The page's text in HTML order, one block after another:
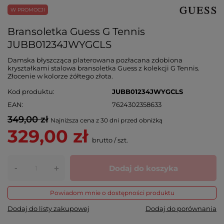
W PROMOCJI
Bransoletka Guess G Tennis
JUBB01234JWYGCLS
Damska błyszcząca platerowana pozłacana zdobiona
kryształkami stalowa bransoletka Guess z kolekcji G Tennis.
Złocenie w kolorze żółtego złota.
Kod produktu
JUBB01234JWYGCLS
EAN
7624302358633
349,00 zł Najniższa cena z 30 dni przed obniżką
329,00 zł brutto/szt.
- + Dodaj do koszyka
Powiadom mnie o dostępności produktu
Dodaj do listy zakupowej Dodaj do porównania